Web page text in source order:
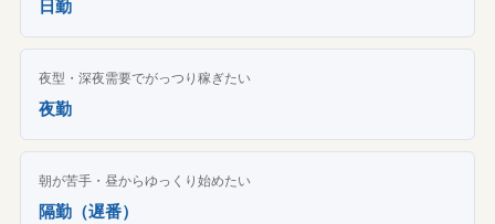
日勤
夜型・深夜需要でがっつり稼ぎたい
夜勤
朝が苦手・昼からゆっくり始めたい
隔勤（遅番）